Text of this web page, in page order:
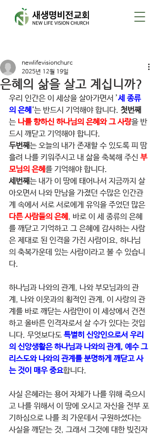
은혜의 삶을 살고 계십니까?
newlifevisionchurc
2025년 12월 19일
우리 인간은 이 세상을 살아가면서 ’세 종류
의 은혜 ‘는 반드시 기억해야 합니다. 첫번째
는 나를 향하신 하나님의 은혜와 그 사랑을 반
드시 깨닫고 기억해야 합니다.
두번째는 오늘의 내가 존재할 수 있도록 피 땀
흘려 나를 키워주시고 내 삶을 축복해 주신 부
모님의 은혜 를 기억해야 합니다.
세번째는 내가 이 땅에 태어나서 지금까지 살
아오면서 나와 만남을 가졌던 수많은 인간관
계 속에서 서로 서로에게 유익을 주었던 많은
다른 사람들의 은혜 , 바로 이 세 종류의 은혜
를 깨닫고 기억하고 그 은혜에 감사하는 사람
은 제대로 된 인격을 가진 사람이요, 하나님
의 축복가운데 있는 사람이라고 볼 수 있습니
다.
하나님과 나와의 관계, 나와 부모님과의 관
계, 나와 이웃과의 횡적인 관계, 이 사랑의 관
계를 바로 깨닫는 사람만이 이 세상에서 건전
하고 올바른 인격자로서 살 수가 있다는 것입
니다. 무엇보다도 특별히 신앙인으로서 우리
의 신앙생활은 하나님과 나와의 관계, 예수 그
리스도와 나와의 관계를 분명하게 깨닫고 사
는 것이 매우 중요합니다.
사실 은혜라는 용어 자체가 나를 위해 죽으시
고 나를 위해서 이 땅에 오시고 자신을 전부 포
기하심으로 나를 죄 가운데서 구원하셨다는
사실을 깨닫는 것, 그래서 그것에 대한 빚진자